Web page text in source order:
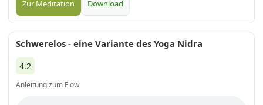
Zur Meditation Download
Schwerelos - eine Variante des Yoga Nidra
4.2
Anleitung zum Flow